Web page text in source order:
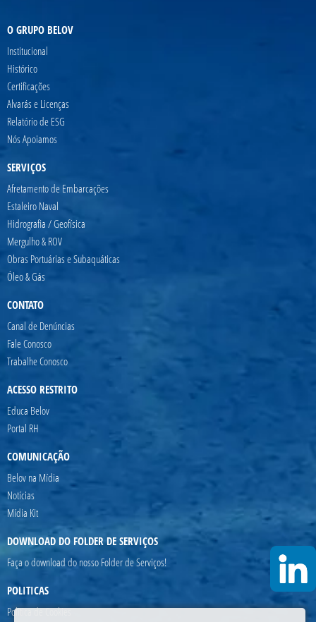
O GRUPO BELOV
Institucional
Histórico
Certificações
Alvarás e Licenças
Relatório de ESG
Nós Apoiamos
SERVIÇOS
Afretamento de Embarcações
Estaleiro Naval
Hidrografia / Geofísica
Mergulho & ROV
Obras Portuárias e Subaquáticas
Óleo & Gás
CONTATO
Canal de Denúncias
Fale Conosco
Trabalhe Conosco
ACESSO RESTRITO
Educa Belov
Portal RH
COMUNICAÇÃO
Belov na Mídia
Notícias
Mídia Kit
DOWNLOAD DO FOLDER DE SERVIÇOS
Faça o download do nosso Folder de Serviços!
POLITICAS
Politica de Cookies